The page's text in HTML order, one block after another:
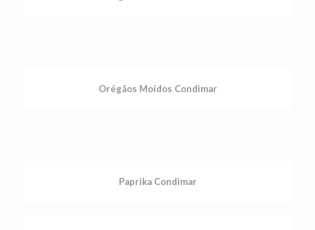
Orégãos Moídos Condimar
Paprika Condimar